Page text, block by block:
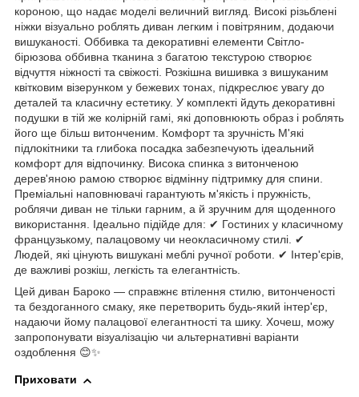
короною, що надає моделі величний вигляд. Високі різьблені
ніжки візуально роблять диван легким і повітряним, додаючи
вишуканості. Оббивка та декоративні елементи Світло-
бірюзова оббивна тканина з багатою текстурою створює
відчуття ніжності та свіжості. Розкішна вишивка з вишуканим
квітковим візерунком у бежевих тонах, підкреслює увагу до
деталей та класичну естетику. У комплекті йдуть декоративні
подушки в тій же колірній гамі, які доповнюють образ і роблять
його ще більш витонченим. Комфорт та зручність М'які
підлокітники та глибока посадка забезпечують ідеальний
комфорт для відпочинку. Висока спинка з витонченою
дерев'яною рамою створює відмінну підтримку для спини.
Преміальні наповнювачі гарантують м'якість і пружність,
роблячи диван не тільки гарним, а й зручним для щоденного
використання. Ідеально підійде для: ✔ Гостиних у класичному
французькому, палацовому чи неокласичному стилі. ✔
Людей, які цінують вишукані меблі ручної роботи. ✔ Інтер'єрів,
де важливі розкіш, легкість та елегантність.
Цей диван Бароко — справжнє втілення стилю, витонченості
та бездоганного смаку, яке перетворить будь-який інтер'єр,
надаючи йому палацової елегантності та шику. Хочеш, можу
запропонувати візуалізацію чи альтернативні варіанти
оздоблення 😊✨
Приховати